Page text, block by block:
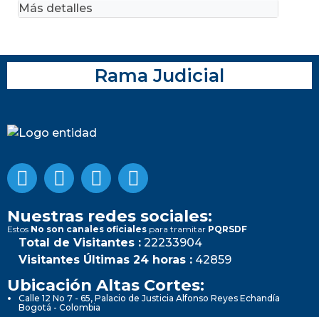
Más detalles
Rama Judicial
Nuestras redes sociales:
Estos No son canales oficiales para tramitar PQRSDF
Total de Visitantes : 22233904
Visitantes Últimas 24 horas : 42859
Ubicación Altas Cortes:
Calle 12 No 7 - 65, Palacio de Justicia Alfonso Reyes Echandía
Bogotá - Colombia